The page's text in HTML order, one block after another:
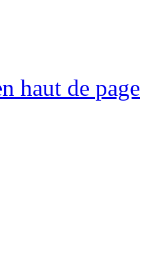
haut de page